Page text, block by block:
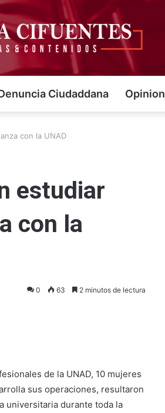
Ciudaddana Opinion
con la UNAD
estudiar
con la
0 63 2 minutos de lectura
de la UNAD, 10 mujeres
sus operaciones, resultaron
universitaria durante toda la